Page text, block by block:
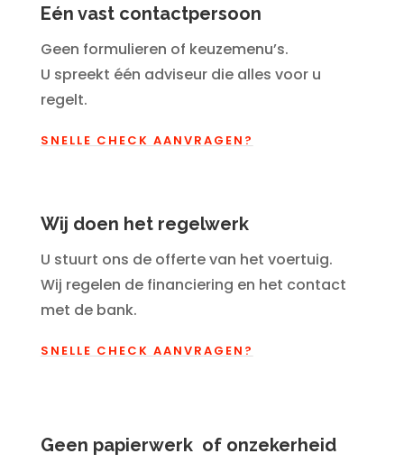
Eén vast contactpersoon
Geen formulieren of keuzemenu’s.
U spreekt één adviseur die alles voor u
regelt.
SNELLE CHECK AANVRAGEN?
Wij doen het regelwerk
U stuurt ons de offerte van het voertuig.
Wij regelen de financiering en het contact
met de bank.
SNELLE CHECK AANVRAGEN?
Geen papierwerk of onzekerheid